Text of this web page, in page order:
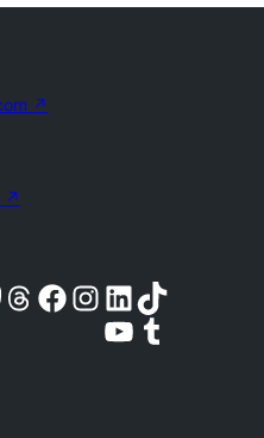
↗
↗
do Blueskyconta do Mastodon
Acessar nossa conta do Threads
Acessar nossa página do Facebook
Acessar nossa conta do Instagram
Acessar nossa conta do LinkedIn
Acessar nossa conta do TikTok
Acessar nosso canal do YouTube
Acessar nossa conta no Tumblr